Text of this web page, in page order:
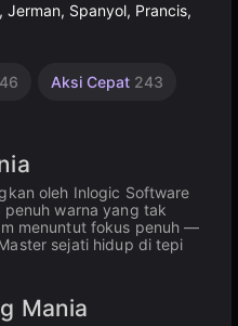
Jerman, Spanyol, Prancis,
Aksi Cepat 243
oleh Inlogic Software
penuh warna yang tak
menuntut fokus penuh —
sejati hidup di tepi
Mania